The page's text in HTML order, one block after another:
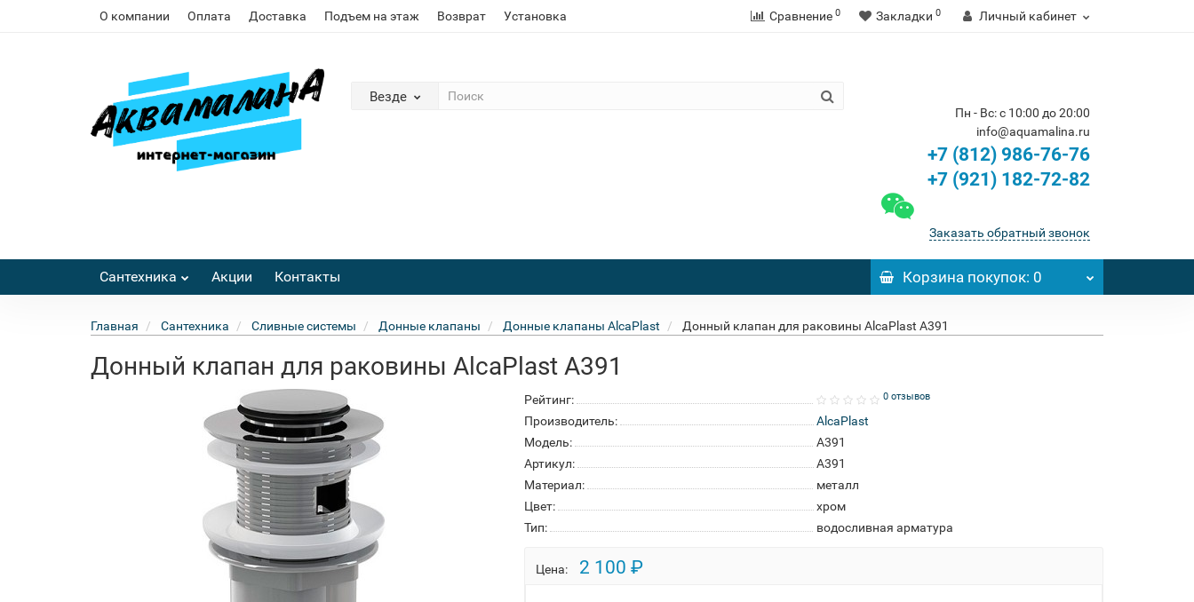
О компании Оплата Доставка Подъем на этаж Возврат Установка Сравнение 0 Закладки 0 Личный кабинет
Везде
Пн - Вс: с 10:00 до 20:00
info@aquamalina.ru
+7 (812) 986-76-76
+7 (921) 182-72-82
Заказать обратный звонок
Сантехника Акции Контакты Корзинапокупок: 0
Главная Сантехника Сливные системы Донные клапаны Донные клапаны AlcaPlast Донный клапан для раковины AlcaPlast A391
Донный клапан для раковины AlcaPlast A391
Рейтинг: 0 отзывов
Производитель:
AlcaPlast
Модель:
A391
Артикул:
A391
Материал:
металл
Цвет:
хром
Тип:
водосливная арматура
Цена: 2 100 ₽